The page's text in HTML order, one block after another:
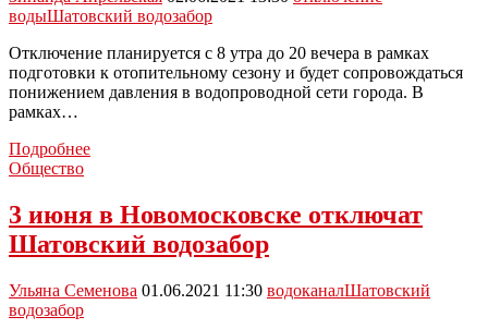
водыШатовский водозабор
Отключение планируется с 8 утра до 20 вечера в рамках
подготовки к отопительному сезону и будет сопровождаться
понижением давления в водопроводной сети города. В
рамках…
ПодробнееНапоминаем:
третьего
июня
весь
не
будет
Общество
3 июня в Новомосковске отключат
Шатовский водозабор
Ульяна Семенова 01.06.2021 11:30 водоканалШатовский
водозабор